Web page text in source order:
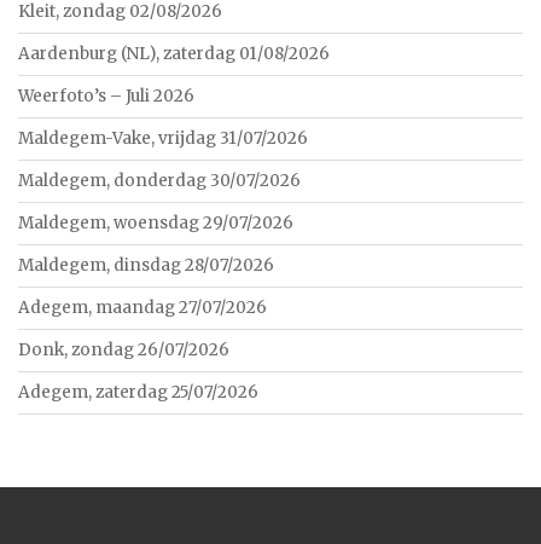
Kleit, zondag 02/08/2026
Aardenburg (NL), zaterdag 01/08/2026
Weerfoto’s – Juli 2026
Maldegem-Vake, vrijdag 31/07/2026
Maldegem, donderdag 30/07/2026
Maldegem, woensdag 29/07/2026
Maldegem, dinsdag 28/07/2026
Adegem, maandag 27/07/2026
Donk, zondag 26/07/2026
Adegem, zaterdag 25/07/2026